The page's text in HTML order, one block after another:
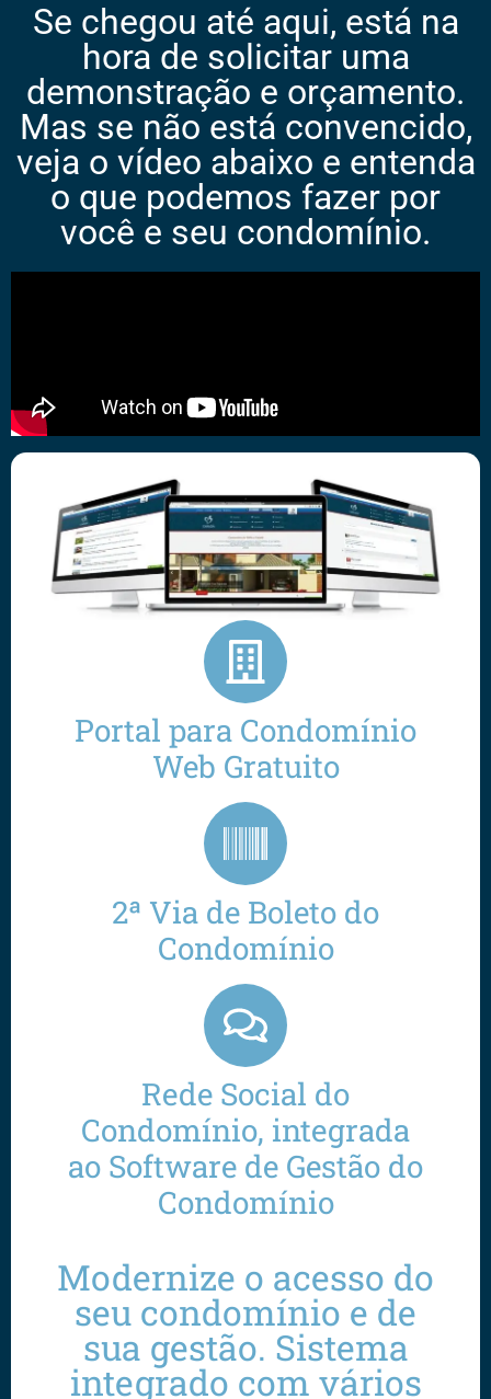
Se chegou até aqui, está na
hora de solicitar uma
demonstração e orçamento.
Mas se não está convencido,
veja o vídeo abaixo e entenda
o que podemos fazer por
você e seu condomínio.
Portal para Condomínio
Web Gratuito
2ª Via de Boleto do
Condomínio
Rede Social do
Condomínio, integrada
ao Software de Gestão do
Condomínio
Modernize o acesso do
seu condomínio e de
sua gestão. Sistema
integrado com vários